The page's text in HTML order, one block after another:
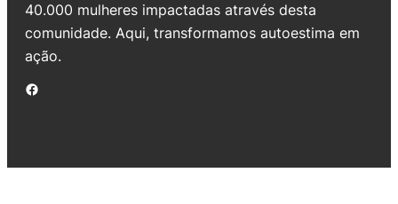
40.000 mulheres impactadas através desta
comunidade. Aqui, transformamos autoestima em
ação.
Facebook